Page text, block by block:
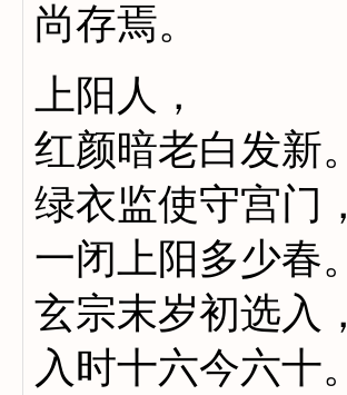
尚存焉。
上阳人，
红颜暗老白发新。
绿衣监使守宫门，
一闭上阳多少春。
玄宗末岁初选入，
入时十六今六十。